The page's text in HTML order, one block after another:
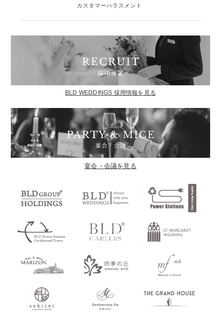
カスタマーハラスメント
BLD WEDDINGS 採用情報を見る
宴会・会議を見る